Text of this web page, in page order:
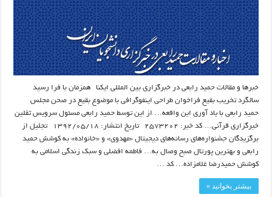
خبرها و مقالات حمید رابعی در خبرگزاری بین المللی ایکنا همزمان با فرا رسید
سالگرد تخریب بقیع فراخوان طراحی اینفوگرافی با موضوع بقیع در صحن مجلس
حمید رابعی با یاد آوری این واقعه… از این توسط حمید رابعی مسئول سرویس ثقلین
خبرگزاری قرآنی… کد خبر: ۲۵۷۳۲۰۲ تاریخ انتشار: ۱۳۹۲/۰۵/۱۸ تجلیل از
برگزیدگان جشنواره‌های رسانه‌های دیجیتال «مهدوی» و «خانواده» به کوشش حمید
رابعی و بهترین پورتال صبح وصال به… فاطمه افضلی و سبک زندگی اسلامی به
کوشش حمیدرضا غلامزاده… کد …
بیشتر بخوانید »